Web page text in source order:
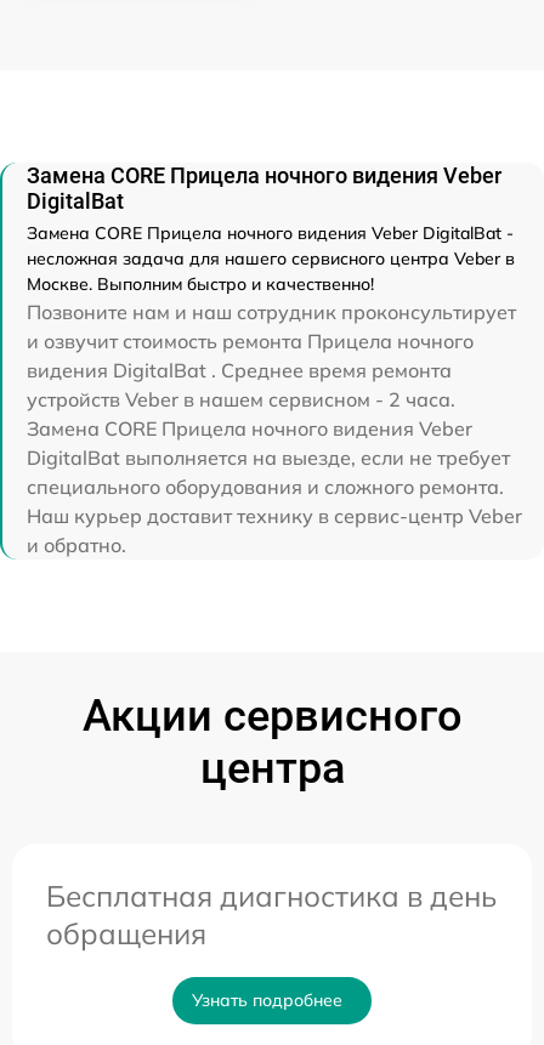
Замена CORE Прицела ночного видения Veber
DigitalBat
Замена CORE Прицела ночного видения Veber DigitalBat -
несложная задача для нашего сервисного центра Veber в
Москве. Выполним быстро и качественно!
Позвоните нам и наш сотрудник проконсультирует
и озвучит стоимость ремонта Прицела ночного
видения DigitalBat . Среднее время ремонта
устройств Veber в нашем сервисном - 2 часа.
Замена CORE Прицела ночного видения Veber
DigitalBat выполняется на выезде, если не требует
специального оборудования и сложного ремонта.
Наш курьер доставит технику в сервис-центр Veber
и обратно.
Акции сервисного
центра
Бесплатная диагностика в день
обращения
Узнать подробнее